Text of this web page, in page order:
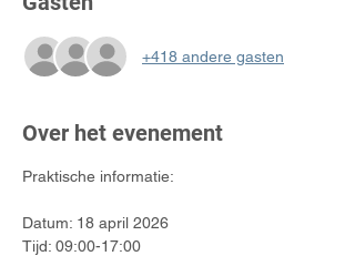
+418 andere gasten
Over het evenement
Praktische informatie:
Datum: 18 april 2026
Tijd: 09:00-17:00